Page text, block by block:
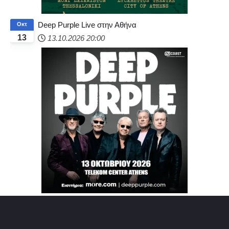
13
Οκτ
Deep Purple Live στην Αθήνα
13.10.2026 20:00